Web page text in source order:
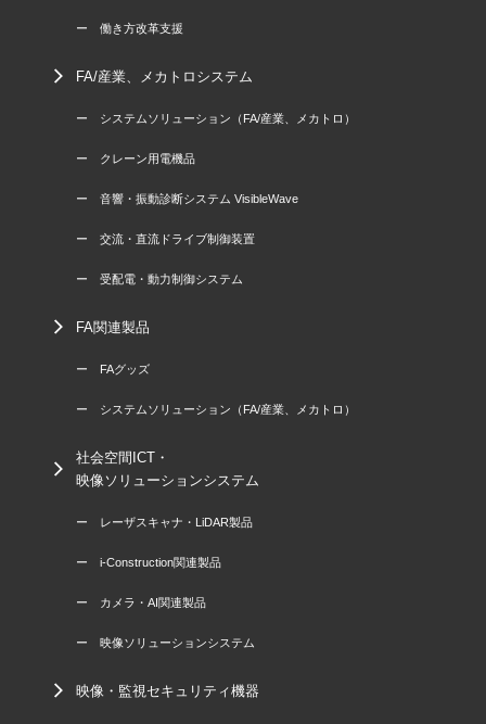
ー 働き方改革支援
FA/産業、メカトロシステム
ー システムソリューション（FA/産業、メカトロ）
ー クレーン用電機品
ー 音響・振動診断システム VisibleWave
ー 交流・直流ドライブ制御装置
ー 受配電・動力制御システム
FA関連製品
ー FAグッズ
ー システムソリューション（FA/産業、メカトロ）
社会空間ICT・
映像ソリューションシステム
ー レーザスキャナ・LiDAR製品
ー i-Construction関連製品
ー カメラ・AI関連製品
ー 映像ソリューションシステム
映像・監視セキュリティ機器